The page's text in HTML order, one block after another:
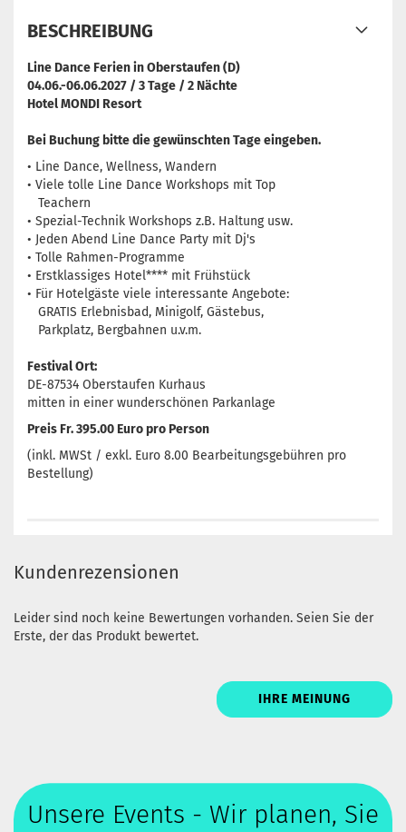
BESCHREIBUNG
Line Dance Ferien in Oberstaufen (D)
04.06.-06.06.2027 / 3 Tage / 2 Nächte
Hotel MONDI Resort
Bei Buchung bitte die gewünschten Tage eingeben.
• Line Dance, Wellness, Wandern
• Viele tolle Line Dance Workshops mit Top
Teachern
• Spezial-Technik Workshops z.B. Haltung usw.
• Jeden Abend Line Dance Party mit Dj's
• Tolle Rahmen-Programme
• Erstklassiges Hotel**** mit Frühstück
• Für Hotelgäste viele interessante Angebote:
GRATIS Erlebnisbad, Minigolf, Gästebus,
Parkplatz, Bergbahnen u.v.m.
Festival Ort:
DE-87534 Oberstaufen Kurhaus
mitten in einer wunderschönen Parkanlage
Preis Fr. 395.00 Euro pro Person
(inkl. MWSt / exkl. Euro 8.00 Bearbeitungsgebühren pro
Bestellung)
Kundenrezensionen
Leider sind noch keine Bewertungen vorhanden. Seien Sie der
Erste, der das Produkt bewertet.
IHRE MEINUNG
Unsere Events - Wir planen, Sie